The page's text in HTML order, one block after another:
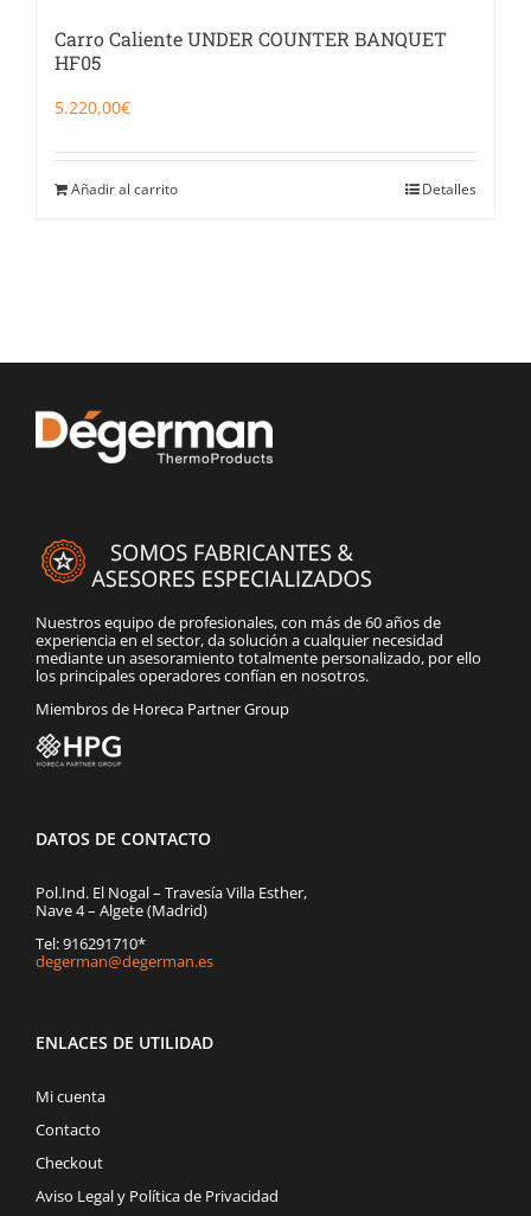
Carro Caliente UNDER COUNTER BANQUET
HF05
5.220,00€
Añadir al carrito Detalles
Nuestros equipo de profesionales, con más de 60 años de
experiencia en el sector, da solución a cualquier necesidad
mediante un asesoramiento totalmente personalizado, por ello
los principales operadores confían en nosotros.
Miembros de Horeca Partner Group
DATOS DE CONTACTO
Pol.Ind. El Nogal – Travesía Villa Esther,
Nave 4 – Algete (Madrid)
Tel: 916291710*
degerman@degerman.es
ENLACES DE UTILIDAD
Mi cuenta
Contacto
Checkout
Aviso Legal y Política de Privacidad